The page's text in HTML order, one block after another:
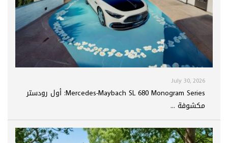
July 30, 2026
Mercedes-Maybach SL 680 Monogram Series: أول رودستر
مكشوفة ...